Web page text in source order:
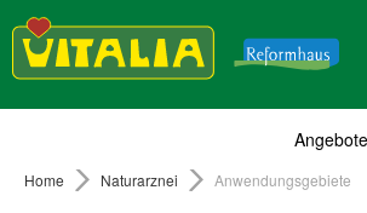
Angebote
Home Naturarznei Anwendungsgebiete